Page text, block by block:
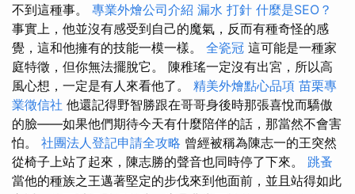
不到這種事。 專業外燴公司介紹 漏水 打針 什麼是SEO？
事實上，他並沒有感受到自己的魔氣，反而有種奇怪的感
覺，這和他擁有的技能一模一樣。 全瓷冠 這可能是一種家
庭特徵，但你無法擺脫它。 陳稚瑤一定沒有出宮，所以高
風心想，一定是有人來看他了。 精美外燴點心品項 苗栗專
業徵信社 他還記得野智勝跟在哥哥身後時那張喜悅而驕傲
的臉——如果他們期待今天有什麼陪伴的話，那當然不會害
怕。 社團法人登記申請全攻略 曾經被稱為陳志一的王突然
從椅子上站了起來，陳志勝的聲音也同時停了下來。 跳蚤
當他的種族之王邁著堅定的步伐來到他面前，並且站得如此